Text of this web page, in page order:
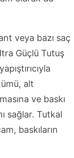
veya bazı saç
Güçlü Tutuş
alt
ve baskı
sağlar. Tutkal
baskıların